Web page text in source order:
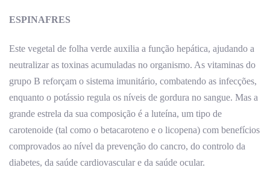
ESPINAFRES
Este vegetal de folha verde auxilia a função hepática, ajudando a
neutralizar as toxinas acumuladas no organismo. As vitaminas do
grupo B reforçam o sistema imunitário, combatendo as infecções,
enquanto o potássio regula os níveis de gordura no sangue. Mas a
grande estrela da sua composição é a luteína, um tipo de
carotenoide (tal como o betacaroteno e o licopena) com benefícios
comprovados ao nível da prevenção do cancro, do controlo da
diabetes, da saúde cardiovascular e da saúde ocular.